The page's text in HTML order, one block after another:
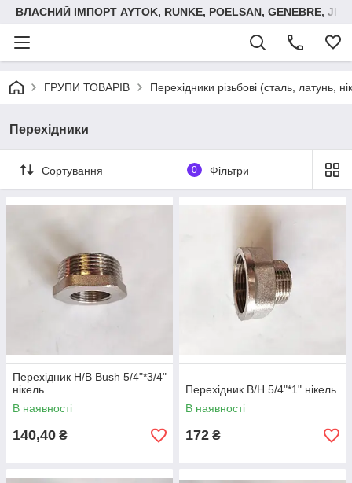
ВЛАСНИЙ ІМПОРТ AYTOK, RUNKE, POELSAN, GENEBRE,
ГРУПИ ТОВАРІВ Перехідники різьбові (сталь, латунь,
Перехідники
Сортування 0 Фільтри
Перехідник Н/В Bush 5/4"*3/4"
нікель
В наявності
140,40 ₴
Перехідник В/Н 5/4"*1" нікель
В наявності
172 ₴